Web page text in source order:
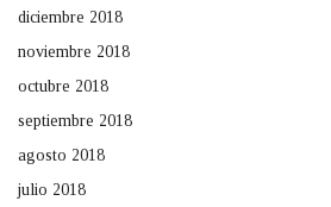
diciembre 2018
noviembre 2018
octubre 2018
septiembre 2018
agosto 2018
julio 2018